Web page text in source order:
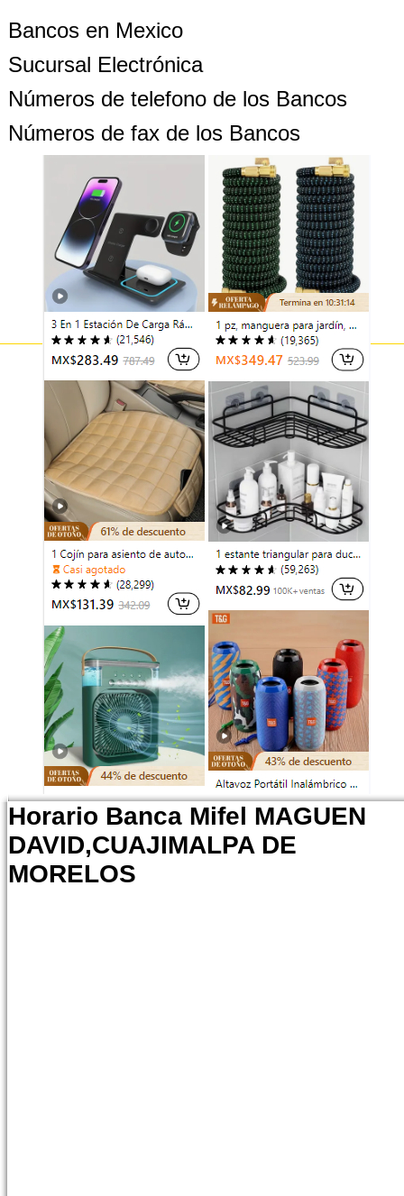
Bancos en Mexico
Sucursal Electrónica
Números de telefono de los Bancos
Números de fax de los Bancos
Horario Banca Mifel MAGUEN
DAVID,CUAJIMALPA DE
MORELOS